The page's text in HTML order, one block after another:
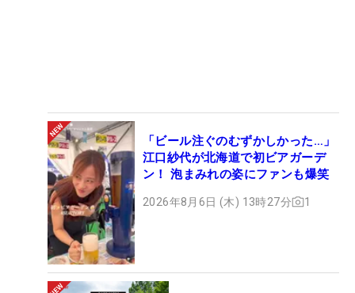
「ビール注ぐのむずかしかった…」
江口紗代が北海道で初ビアガーデ
ン！ 泡まみれの姿にファンも爆笑
2026年8月6日 (木) 13時27分 1